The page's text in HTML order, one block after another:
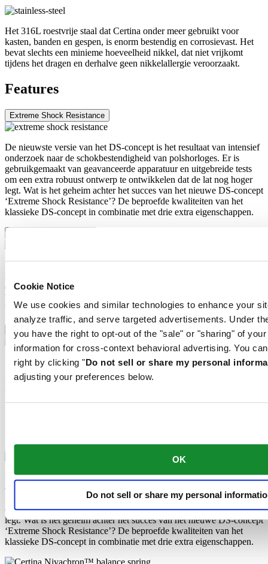
Cookie Notice
We use cookies and similar technologies to enhance your
analyze traffic, and serve targeted advertisements. Under
you have the right to opt-out of the "sale" or "sharing" of
information for cross-context behavioral advertising. You
right by clicking "Do not sell or share my personal
adjusting your preferences below.
OK
Do not sell or share my personal
Het 316L roestvrije staal dat Certina onder meer gebruikt voor
kasten, banden en gespen, is enorm bestendig en corrosievast. Het
bevat slechts een minieme hoeveelheid nikkel, dat niet vrijkomt
tijdens het dragen en derhalve geen nikkelallergie veroorzaakt.
Features
Extreme Shock Resistance
De nieuwste versie van het DS-concept is het resultaat van intensief
onderzoek naar de schokbestendigheid van polshorloges. Er is
gebruikgemaakt van geavanceerde apparatuur en uitgebreide tests
om een extra robuust ontwerp te ontwikkelen dat de lat nog hoger
legt. Wat is het geheim achter het succes van het nieuwe DS-concept
‘Extreme Shock Resistance’? De beproefde kwaliteiten van het
klassieke DS-concept in combinatie met drie extra eigenschappen.
Het mechanische uurwerk van dit horloge is uitgerust met een
Nivachron™-balansveer. Dit innovatieve materiaal werd ontwikkeld
om de weerstand tegen magnetische velden te verhogen. Het is een
belangrijk onderdeel dat een blijvende bijdrage levert aan de
betrouwbaarheid, robuustheid en nauwkeurigheid van het horloge.
Allrounder met militaire kracht
De “NATO”-banden van militaire horloges zijn niet voor niets zo
populair: ze zijn stevig, water- en scheurbestendig, hebben een matte
finish en zitten superveilig om de pols. Perfect dus voor sportieve
horloges zoals die van Certina.
De nieuwste versie van het DS-concept is het resultaat van intensief
onderzoek naar de schokbestendigheid van polshorloges. Er is
gebruikgemaakt van geavanceerde apparatuur en uitgebreide tests
om een extra robuust ontwerp te ontwikkelen dat de lat nog hoger
legt. Wat is het geheim achter het succes van het nieuwe DS-concept
‘Extreme Shock Resistance’? De beproefde kwaliteiten van het
klassieke DS-concept in combinatie met drie extra eigenschappen.